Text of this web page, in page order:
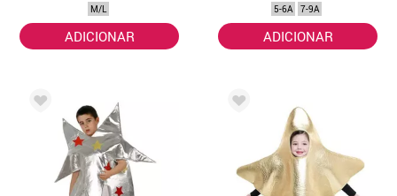
M/L
ADICIONAR
5-6A 7-9A
ADICIONAR